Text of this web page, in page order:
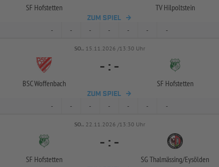
SF Hofstetten TV Hilpoltstein
ZUM SPIEL
- - - - - - -
SO.. 15.11.2026 /13:30 Uhr
BSC Woffenbach
- : -
SF Hofstetten
ZUM SPIEL
- - - - - - -
SO.. 22.11.2026 /13:30 Uhr
SF Hofstetten
- : -
SG Thalmässing/Eysölden